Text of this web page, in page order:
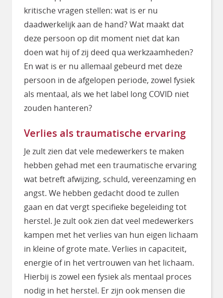
kritische vragen stellen: wat is er nu
daadwerkelijk aan de hand? Wat maakt dat
deze persoon op dit moment niet dat kan
doen wat hij of zij deed qua werkzaamheden?
En wat is er nu allemaal gebeurd met deze
persoon in de afgelopen periode, zowel fysiek
als mentaal, als we het label long COVID niet
zouden hanteren?
Verlies als traumatische ervaring
Je zult zien dat vele medewerkers te maken
hebben gehad met een traumatische ervaring
wat betreft afwijzing, schuld, vereenzaming en
angst. We hebben gedacht dood te zullen
gaan en dat vergt specifieke begeleiding tot
herstel. Je zult ook zien dat veel medewerkers
kampen met het verlies van hun eigen lichaam
in kleine of grote mate. Verlies in capaciteit,
energie of in het vertrouwen van het lichaam.
Hierbij is zowel een fysiek als mentaal proces
nodig in het herstel. Er zijn ook mensen die